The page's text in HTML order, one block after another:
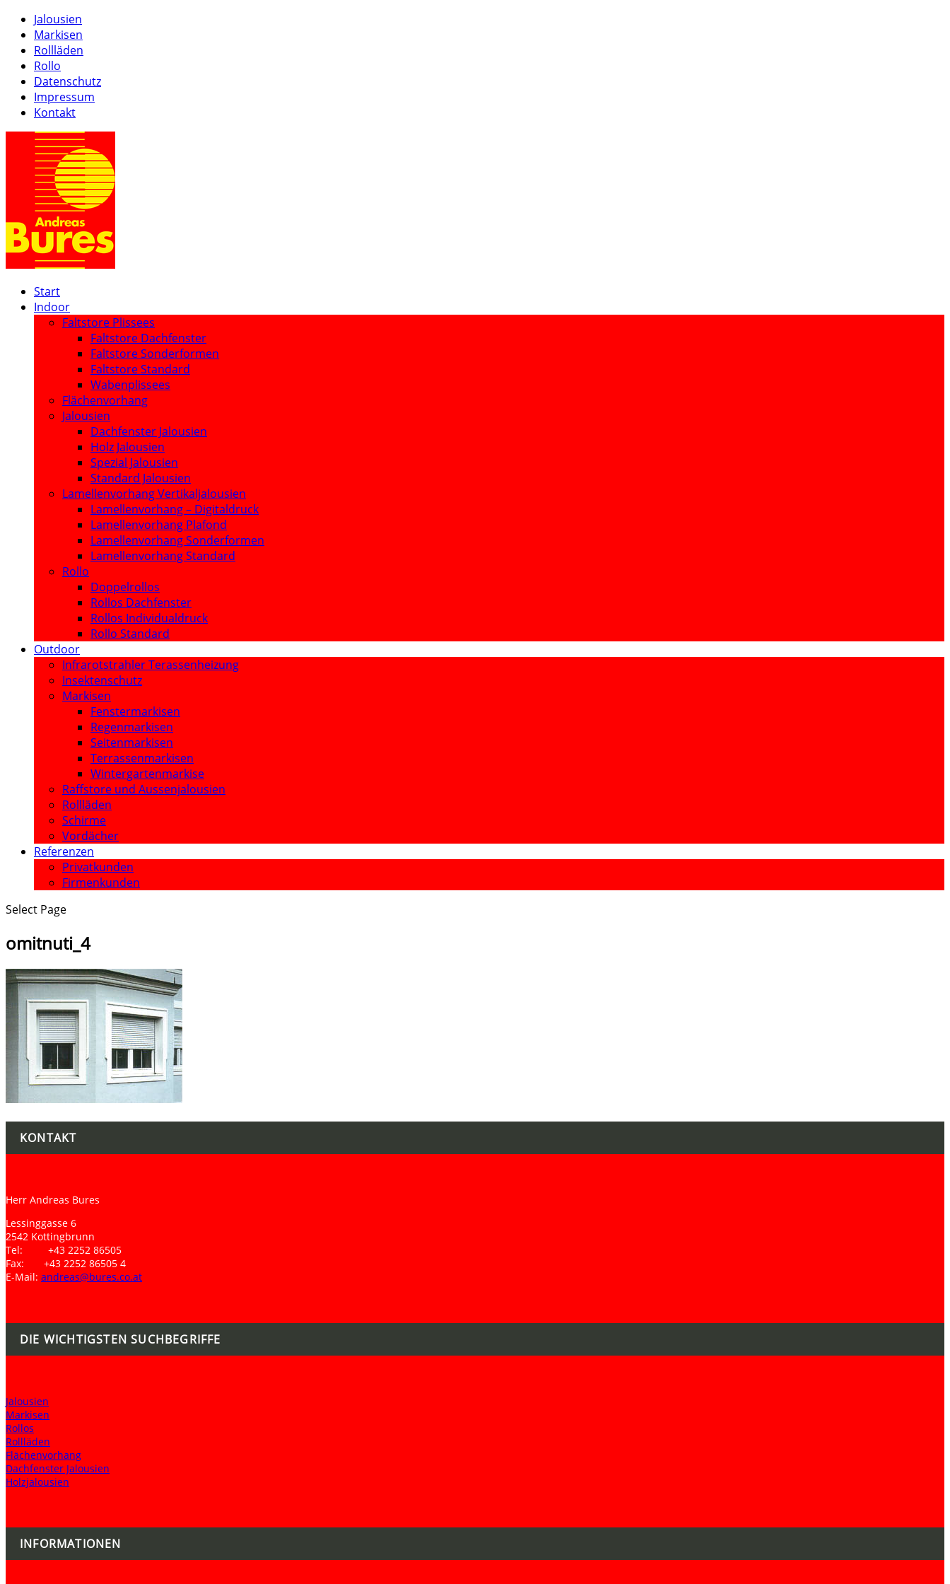
Jalousien
Markisen
Rollläden
Rollo
Datenschutz
Impressum
Kontakt
Start
Indoor
Faltstore Plissees
Faltstore Dachfenster
Faltstore Sonderformen
Faltstore Standard
Wabenplissees
Flächenvorhang
Jalousien
Dachfenster Jalousien
Holz Jalousien
Spezial Jalousien
Standard Jalousien
Lamellenvorhang Vertikaljalousien
Lamellenvorhang – Digitaldruck
Lamellenvorhang Plafond
Lamellenvorhang Sonderformen
Lamellenvorhang Standard
Rollo
Doppelrollos
Rollos Dachfenster
Rollos Individualdruck
Rollo Standard
Outdoor
Infrarotstrahler Terassenheizung
Insektenschutz
Markisen
Fenstermarkisen
Regenmarkisen
Seitenmarkisen
Terrassenmarkisen
Wintergartenmarkise
Raffstore und Aussenjalousien
Rollläden
Schirme
Vordächer
Referenzen
Privatkunden
Firmenkunden
Select Page
omitnuti_4
KONTAKT
Herr Andreas Bures
Lessinggasse 6
2542 Kottingbrunn
Tel: +43 2252 86505
Fax: +43 2252 86505 4
E-Mail: andreas@bures.co.at
DIE WICHTIGSTEN SUCHBEGRIFFE
Jalousien
Markisen
Rollos
Rollläden
Flächenvorhang
Dachfenster Jalousien
Holzjalousien
INFORMATIONEN